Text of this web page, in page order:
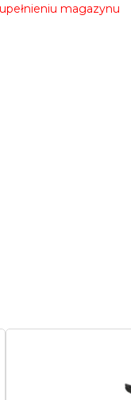
magazynu